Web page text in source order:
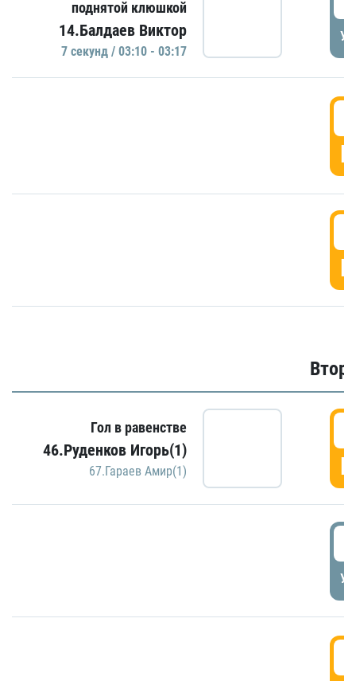
поднятой клюшкой
14.Балдаев Виктор
7 секунд / 03:10 - 03:17
Гол в равенстве
46.Руденков Игорь(1)
67.Гараев Амир(1)